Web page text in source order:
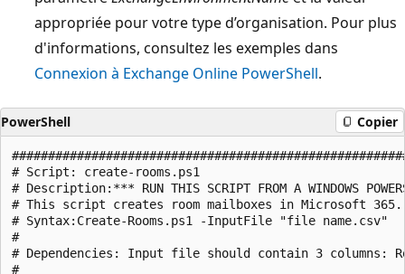
appropriée pour votre type d’organisation. Pour plus
d'informations, consultez les exemples dans
Connexion à Exchange Online PowerShell.
PowerShell Copier
# Script: create-rooms.ps1
# Description:*** RUN THIS SCRIPT FROM A WINDOWS
# This script creates room mailboxes in Microsoft 365.
# Syntax:Create-Rooms.ps1 -InputFile "file name.csv"
#
# Dependencies: Input file should contain 3 columns:
#